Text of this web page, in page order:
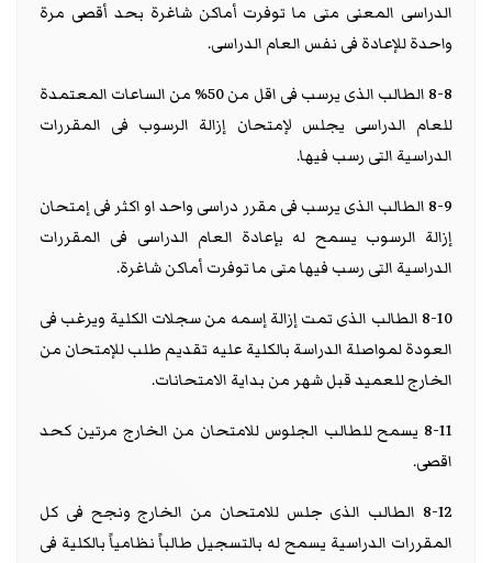
الدراسى المعنى متى ما توفرت أماكن شاغرة بحد أقصى مرة
واحدة للإعادة فى نفس العام الدراسى.
8-8 الطالب الذى يرسب فى اقل من 50% من الساعات المعتمدة
للعام الدراسى يجلس لإمتحان إزالة الرسوب فى المقررات
الدراسية التى رسب فيها.
8-9 الطالب الذى يرسب فى مقرر دراسى واحد او اكثر فى إمتحان
إزالة الرسوب يسمح له بإعادة العام الدراسى فى المقررات
الدراسية التى رسب فيها متى ما توفرت أماكن شاغرة.
8-10 الطالب الذى تمت إزالة إسمه من سجلات الكلية ويرغب فى
العودة لمواصلة الدراسة بالكلية عليه تقديم طلب للإمتحان من
الخارج للعميد قبل شهر من بداية الامتحانات.
8-11 يسمح للطالب الجلوس للامتحان من الخارج مرتين كحد
اقصى.
8-12 الطالب الذى جلس للامتحان من الخارج ونجح فى كل
المقررات الدراسية يسمح له بالتسجيل طالباً نظامياً بالكلية فى